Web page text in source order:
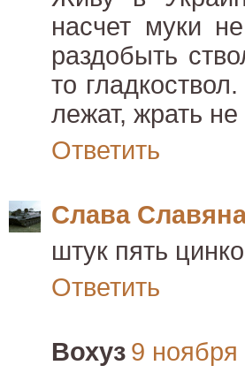
насчет муки
раздобыть
то
лежат, жрать не
Ответить
Слава
штук пять
Ответить
Вохуз 9 ноября